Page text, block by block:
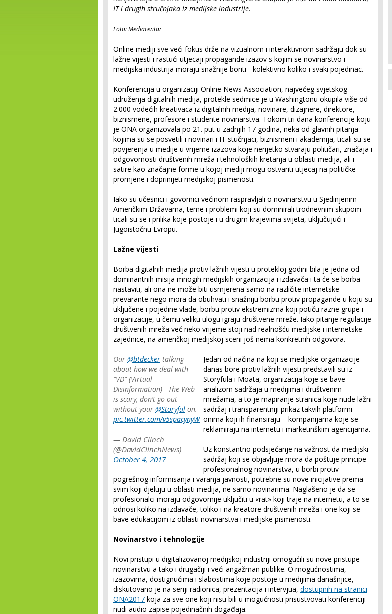
IT i drugih stručnjaka iz medijske industrije.
Foto: Mediacentar
Online mediji sve veći fokus drže na vizualnom i interaktivnom sadržaju dok su
lažne vijesti i rastući utjecaji propagande izazov s kojim se novinarstvo i
medijska industrija moraju snažnije boriti - kolektivno koliko i svaki pojedinac.
Konferencija u organizaciji Online News Association, najvećeg svjetskog
udruženja digitalnih medija, protekle sedmice je u Washingtonu okupila više od
2.000 vodećih kreativaca iz digitalnih medija, novinare, dizajnere, direktore,
biznismene, profesore i studente novinarstva. Tokom tri dana konferencije koju
je ONA organizovala po 21. put u zadnjih 17 godina, neka od glavnih pitanja
kojima su se posvetili i novinari i IT stučnjaci, biznismeni i akademija, ticali su se
povjerenja u medije u vrijeme izazova koje nerijetko stvaraju političari, značaja i
odgovornosti društvenih mreža i tehnoloških kretanja u oblasti medija, ali i
satire kao značajne forme u kojoj mediji mogu ostvariti utjecaj na političke
promjene i doprinijeti medijskoj pismenosti.
Iako su učesnici i govornici većinom raspravljali o novinarstvu u Sjedinjenim
Američkim Državama, teme i problemi koji su dominirali trodnevnim skupom
ticali su se i prilika koje postoje i u drugim krajevima svijeta, uključujući i
Jugoistočnu Evropu.
Lažne vijesti
Borba digitalnih medija protiv lažnih vijesti u protekloj godini bila je jedna od
dominantnih misija mnogih medijskih organizacija i izdavača i ta će se borba
nastaviti, ali ona ne može biti usmjerena samo na različite internetske
prevarante nego mora da obuhvati i snažniju borbu protiv propagande u koju su
uključene i pojedine vlade, borbu protiv ekstremizma koji potiču razne grupe i
organizacije, u čemu veliku ulogu igraju društvene mreže. Iako pitanje regulacije
društvenih mreža već neko vrijeme stoji nad realnošću medijske i internetske
zajednice, na američkoj medijskoj sceni još nema konkretnih odgovora.
Our @btdecker talking
about how we deal with
“VD” (Virtual
Disinformation) - The Web
is scary, don’t go out
without your @Storyful on.
pic.twitter.com/v5spacynyW
— David Clinch
(@DavidClinchNews)
October 4, 2017
Jedan od načina na koji se medijske organizacije
danas bore protiv lažnih vijesti predstavili su iz
Storyfula i Moata, organizacija koje se bave
analizom sadržaja u medijima i društvenim
mrežama, a to je mapiranje stranica koje nude lažni
sadržaj i transparentniji prikaz takvih platformi
onima koji ih finansiraju – kompanijama koje se
reklamiraju na internetu i marketinškim agencijama.
Uz konstantno podsjećanje na važnost da medijski
sadržaj koji se objavljuje mora da poštuje principe
profesionalnog novinarstva, u borbi protiv
pogrešnog informisanja i varanja javnosti, potrebne su nove inicijative prema
svim koji djeluju u oblasti medija, ne samo novinarima. Naglašeno je da se
profesionalci moraju odgovornije uključiti u «rat» koji traje na internetu, a to se
odnosi koliko na izdavače, toliko i na kreatore društvenih mreža i one koji se
bave edukacijom iz oblasti novinarstva i medijske pismenosti.
Novinarstvo i tehnologije
Novi pristupi u digitalizovanoj medijskoj industriji omogućili su nove pristupe
novinarstvu a tako i drugačiji i veći angažman publike. O mogućnostima,
izazovima, dostignućima i slabostima koje postoje u medijima današnjice,
diskutovano je na seriji radionica, prezentacija i intervjua, dostupnih na stranici
ONA2017 koja za sve one koji nisu bili u mogućnosti prisustvovati konferenciji
nudi audio zapise pojedinačnih događaja.